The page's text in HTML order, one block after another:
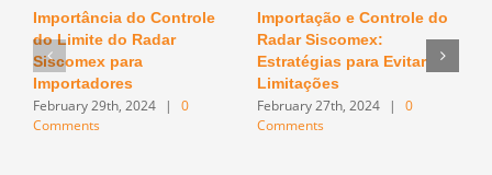
Importância do Controle
do Limite do Radar
Siscomex para
Importadores
February 29th, 2024 |
0
Comments
Importação e Controle do
Radar Siscomex:
Estratégias para Evitar
Limitações
February 27th, 2024 |
0
Comments